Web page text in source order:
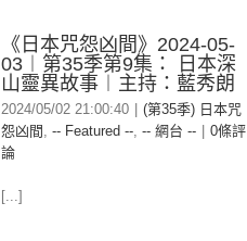
《日本咒怨凶間》2024-05-
03︱第35季第9集： 日本深
山靈異故事︱主持：藍秀朗
2024/05/02 21:00:40
(第35季) 日本咒
怨凶間 , -- Featured --, -- 網台 --
0條評
論
[...]